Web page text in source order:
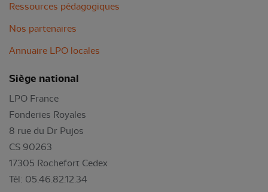
Ressources pédagogiques
Nos partenaires
Annuaire LPO locales
Siège national
LPO France
Fonderies Royales
8 rue du Dr Pujos
CS 90263
17305 Rochefort Cedex
Tél: 05.46.82.12.34